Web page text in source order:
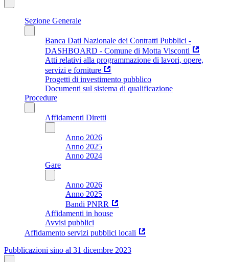
Sezione Generale
Banca Dati Nazionale dei Contratti Pubblici -
DASHBOARD - Comune di Motta Visconti
Atti relativi alla programmazione di lavori, opere,
servizi e forniture
Progetti di investimento pubblico
Documenti sul sistema di qualificazione
Procedure
Affidamenti Diretti
Anno 2026
Anno 2025
Anno 2024
Gare
Anno 2026
Anno 2025
Bandi PNRR
Affidamenti in house
Avvisi pubblici
Affidamento servizi pubblici locali
Pubblicazioni sino al 31 dicembre 2023